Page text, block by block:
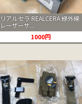
リアルセラ REALCERA 緑外線
レーザーサ...
1000円